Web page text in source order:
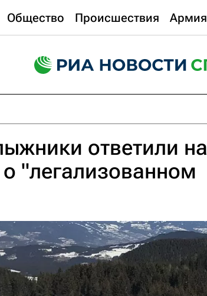
Общество Происшествия Армия
ответили на
"легализованном